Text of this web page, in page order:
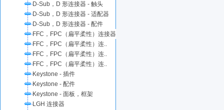
D-Sub，D 形连接器 - 触头
D-Sub，D 形连接器 - 适配器
D-Sub，D 形连接器 - 配件
FFC，FPC（扁平柔性）连接器
FFC，FPC（扁平柔性）连..
FFC，FPC（扁平柔性）连..
FFC，FPC（扁平柔性）连..
Keystone - 插件
Keystone - 配件
Keystone - 面板，框架
LGH 连接器